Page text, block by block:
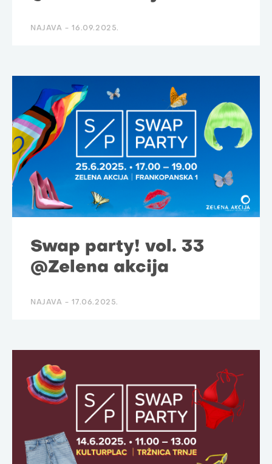
NAJAVA -16.09.2025.
Swap party! vol. 33
@Zelena akcija
NAJAVA -17.06.2025.